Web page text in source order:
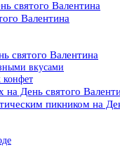
святого Валентина
Валентина
святого Валентина
вкусами
на День святого
пикником на